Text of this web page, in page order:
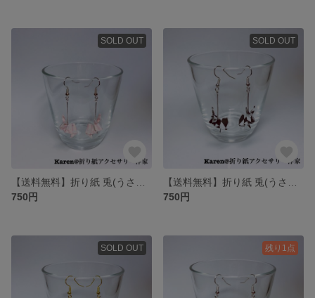
SOLD OUT
750円
SOLD OUT
750円
SOLD OUT 残り1点